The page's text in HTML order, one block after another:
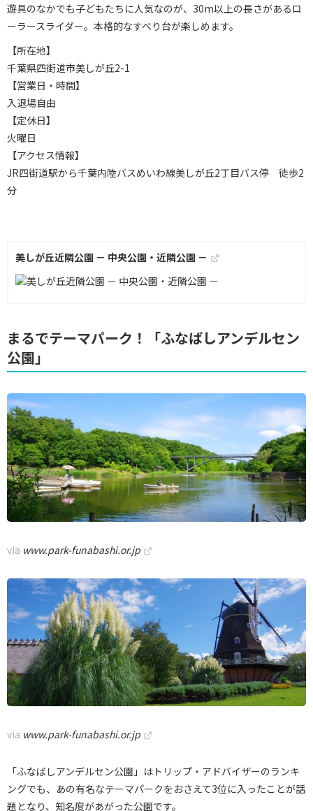
遊具のなかでも子どもたちに人気なのが、30m以上の長さがあるロ
ーラースライダー。本格的なすべり台が楽しめます。
【所在地】
千葉県四街道市美しが丘2-1
【営業日・時間】
入退場自由
【定休日】
火曜日
【アクセス情報】
JR四街道駅から千葉内陸バスめいわ線美しが丘2丁目バス停 徒歩2
分
美しが丘近隣公園 － 中央公園・近隣公園 －
まるでテーマパーク！「ふなばしアンデルセン
公園」
via www.park-funabashi.or.jp
via www.park-funabashi.or.jp
「ふなばしアンデルセン公園」はトリップ・アドバイザーのランキ
ングでも、あの有名なテーマパークをおさえて3位に入ったことが話
題となり、知名度があがった公園です。